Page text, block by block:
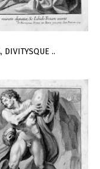
DIVITYSQUE ..